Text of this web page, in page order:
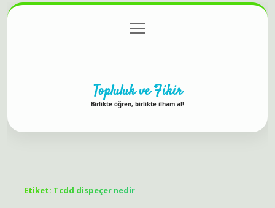
Gizlilik Politikası
menüyü
aç
Topluluk ve Fikir
Birlikte öğren, birlikte ilham al!
Etiket: Tcdd dispeçer nedir